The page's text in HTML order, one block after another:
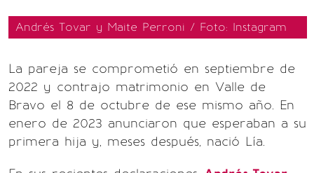
Andrés Tovar y Maite Perroni / Foto: Instagram
La pareja se comprometió en septiembre de
2022 y contrajo matrimonio en Valle de
Bravo el 8 de octubre de ese mismo año. En
enero de 2023 anunciaron que esperaban a su
primera hija y, meses después, nació Lía.